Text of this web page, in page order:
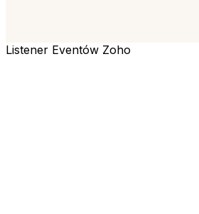
Listener Eventów Zoho